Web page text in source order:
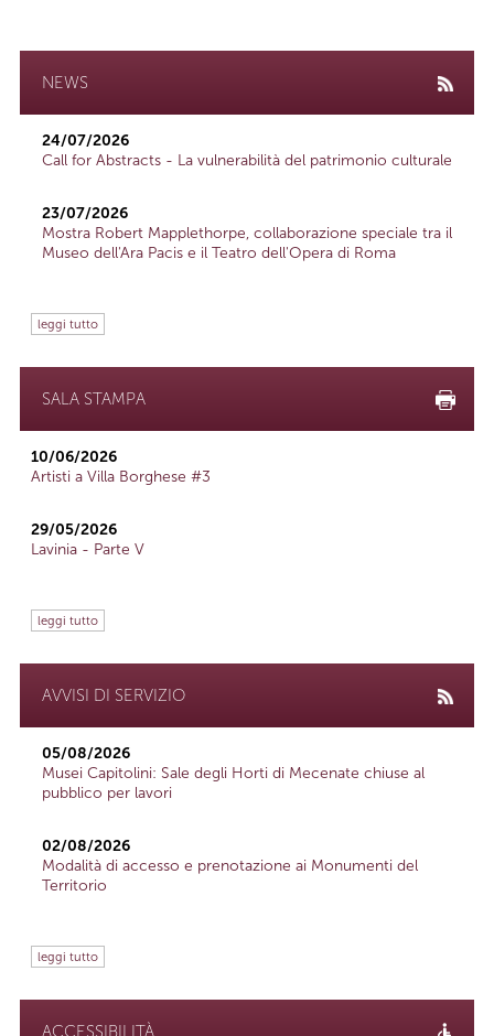
NEWS
24/07/2026
Call for Abstracts - La vulnerabilità del patrimonio culturale
23/07/2026
Mostra Robert Mapplethorpe, collaborazione speciale tra il
Museo dell'Ara Pacis e il Teatro dell'Opera di Roma
leggi tutto
SALA STAMPA
10/06/2026
Artisti a Villa Borghese #3
29/05/2026
Lavinia - Parte V
leggi tutto
AVVISI DI SERVIZIO
05/08/2026
Musei Capitolini: Sale degli Horti di Mecenate chiuse al
pubblico per lavori
02/08/2026
Modalità di accesso e prenotazione ai Monumenti del
Territorio
leggi tutto
ACCESSIBILITÀ